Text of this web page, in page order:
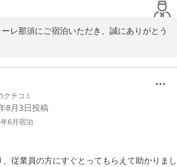
レ那須にご宿泊いただき、誠にありがとう
ついてお褒めのお言葉をいただき、大変嬉
。また、当ホテル自慢の硫黄泉も気持ちよく
こと、何よりでございます。
も、種類の豊富さにご満足いただき、ご家
様と一緒にお楽しみいただけたとのこと、
クチコミ
8月3日投稿
6月宿泊
従業員の方にすぐとってもらえて助かりまし